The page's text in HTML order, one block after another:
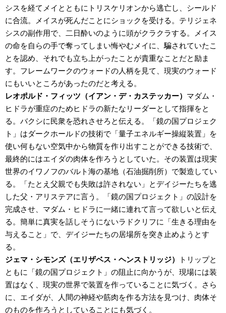
シスを経てメイとともにトリスケリオンから逃亡し、シールド
に合流。メイスが死んだことにショックを受ける。テリジェネ
シスの副作用で、二日酔いのように頭がクラクラする。メイス
の命を自らの手で奪ってしまい悔やむメイに、騙されていたこ
とを認め、それでも立ち上がったことが貴重なことだと励ま
す。フレームワークのウォードの人柄を見て、現実のウォード
にもいいところがあったのだと考える。
レオポルド・フィッツ（イアン・デ・カステッカー） マダム・
ヒドラが重症のためヒドラの新たなリーダーとして指揮をと
る。バクシに民衆を恐れさせろと伝える。「鏡の国プロジェク
ト」はダークホールドの技術で「量子エネルギー操縦装置」を
使い何もない空気中から物質を作り出すことができる技術で、
最終的にはエイダの肉体を作ろうとしていた。その装置は現実
世界のイワノフのバルト海の基地（石油掘削所）で製造してい
る。「たとえ父親でも失敗は許されない」とデイジーたちを逃
した父・アリステアに言う。「鏡の国プロジェクト」の設計を
完成させ、マダム・ヒドラに一緒に連れて言って欲しいと伝え
る。簡単に真実を話しそうにないラドクリフに「生きる理由を
与えること」で、デイジーたちの居場所を突き止めようとす
る。
ジェマ・シモンズ（エリザベス・ヘンストリッジ）
トリップと
ともに「鏡の国プロジェクト」の阻止に向かうが、現場には装
置はなく、現実の世界で装置を作っていることに気づく。さら
に、エイダが、人間の神経や筋肉を作る方法を見つけ、肉体そ
のものを作ろうとしていることにも気づく。